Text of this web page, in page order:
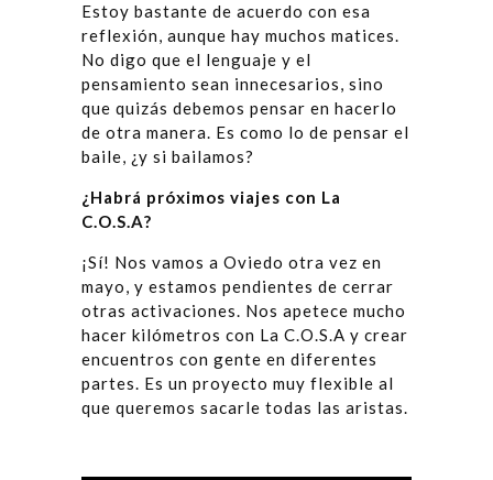
Estoy bastante de acuerdo con esa
reflexión, aunque hay muchos matices.
No digo que el lenguaje y el
pensamiento sean innecesarios, sino
que quizás debemos pensar en hacerlo
de otra manera. Es como lo de pensar el
baile, ¿y si bailamos?
¿Habrá próximos viajes con La
C.O.S.A?
¡Sí! Nos vamos a Oviedo otra vez en
mayo, y estamos pendientes de cerrar
otras activaciones. Nos apetece mucho
hacer kilómetros con La C.O.S.A y crear
encuentros con gente en diferentes
partes. Es un proyecto muy flexible al
que queremos sacarle todas las aristas.